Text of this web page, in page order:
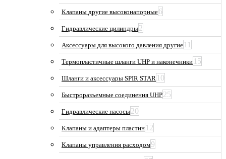
Клапаны другие высоконапорные6
Гидравлические цилиндры2
Аксессуары для высокого давления другие 11
Термопластичные шланги UHP и наконечники 15
Шланги и аксессуары SPIR STAR 10
Быстроразъемные соединения UHP25
Гидравлические насосы20
Клапаны и адаптеры пластин 12
Клапаны управления расходом9